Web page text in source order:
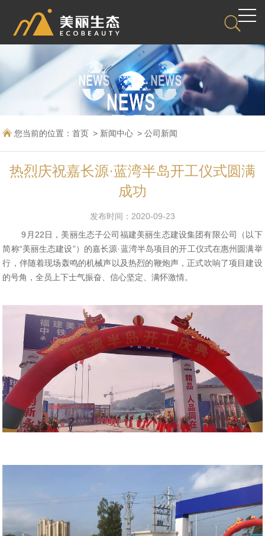
您当前的位置：首页 新闻中心 公司新闻
热烈庆祝嘉长源·蓝湾半岛开工仪式圆满
成功
发布时间：2020-09-23
9月22日，美丽生态子公司福建美丽生态建设集团有限公司（以下
简称“美丽生态建设”）的嘉长源·蓝湾半岛项目的开工仪式在惠州圆满举
行，伴随着现场轰鸣的机械声以及热烈的鞭炮声，正式吹响了项目建设
的号角，全员上下士气振奋、信心坚定、满怀激情。